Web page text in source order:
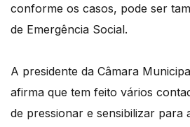
conforme os casos, pode ser
de Emergência Social.
A presidente da Câmara
afirma que tem feito vários
de pressionar e sensibilizar para